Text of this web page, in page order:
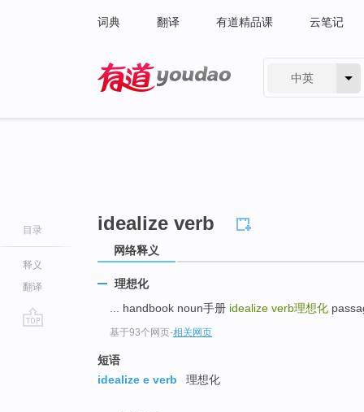
词典 翻译 有道精品课 云笔记
中英
目录
释义
翻译
idealize verb
网络释义
理想化
... handbook noun手册 idealize verb理想化
基于93个网页-相关网页
短语
idealize e verb
理想化